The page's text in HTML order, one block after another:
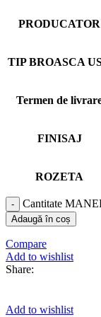
PRODUCATOR
TIP BROASCA
Termen de
FINISAJ
ROZETA
Cantitate
Adaugă în coș
Compare
Add to wishlist
Share:
Add to wishlist